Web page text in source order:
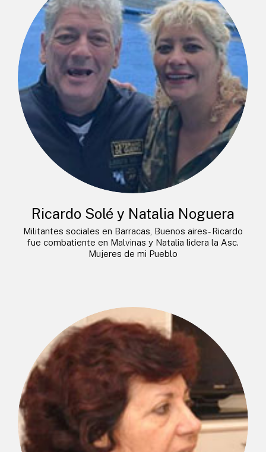
Ricardo Solé y Natalia Noguera
Militantes sociales en Barracas, Buenos aires- Ricardo
fue combatiente en Malvinas y Natalia lidera la Asc.
Mujeres de mi Pueblo